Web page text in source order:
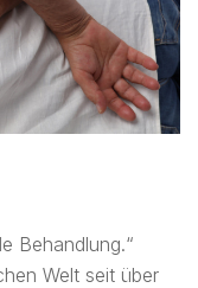
Behandlung.“
Welt seit über